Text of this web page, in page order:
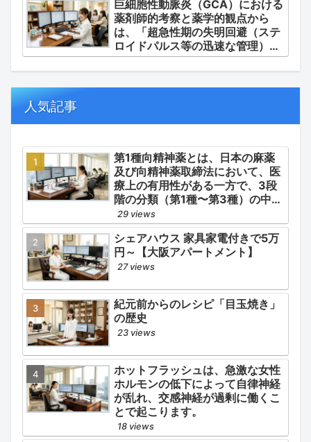
巨細胞性動脈炎（GCA）における
薬剤師的考察と薬学的観点から
は、「超急性期の失明回避（ステ
ロイドパルス等の迅速な管理）」
「再燃防止とステロイドの最小化
（トシリズマブやウパダシチニブ
の適正使用）」「長期ステロイド
人気記事
第1種向精神薬とは、日本の麻薬
及び向精神薬取締法において、医
療上の有用性がある一方で、3段
階の分類（第1種〜第3種）の中で
最も医療用としての濫用の危険性
が高く、有害作用が強いとされる
医薬品です。
29 views
シェアハウス 家具家電付きで5万
円～【大阪アパートメント】
27 views
紀元前からのレシピ「目玉焼き」
の歴史
23 views
ホットフラッシュは、急激な女性
ホルモンの低下によって自律神経
が乱れ、交感神経が過剰に働くこ
とで起こります。
18 views